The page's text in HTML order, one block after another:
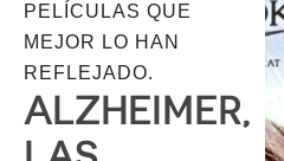
PELÍCULAS QUE
MEJOR LO HAN
REFLEJADO.
ALZHEIMER,